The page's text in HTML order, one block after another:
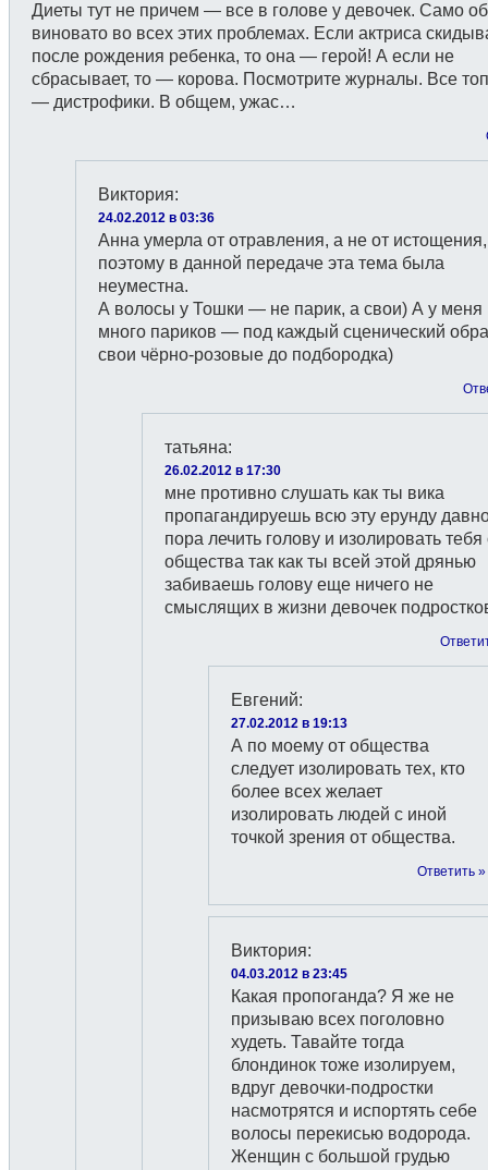
Диеты тут не причем — все в голове у девочек. Само
виновато во всех этих проблемах. Если актриса
после рождения ребенка, то она — герой! А если не
сбрасывает, то — корова. Посмотрите журналы. Все
— дистрофики. В общем, ужас…
Виктория:
24.02.2012 в 03:36
Анна умерла от отравления, а не от истощения,
поэтому в данной передаче эта тема была
неуместна.
А волосы у Тошки — не парик, а свои) А у меня
много париков — под каждый сценический
свои чёрно-розовые до подбородка)
татьяна:
26.02.2012 в 17:30
мне противно слушать как ты вика
пропагандируешь всю эту ерунду
пора лечить голову и изолировать тебя
общества так как ты всей этой дрянью
забиваешь голову еще ничего не
смыслящих в жизни девочек
Евгений:
27.02.2012 в 19:13
А по моему от общества
следует изолировать тех, кто
более всех желает
изолировать людей с иной
точкой зрения от общества.
Ответить »
Виктория:
04.03.2012 в 23:45
Какая пропоганда? Я же не
призываю всех поголовно
худеть. Тавайте тогда
блондинок тоже изолируем,
вдруг девочки-подростки
насмотрятся и испортять себе
волосы перекисью водорода.
Женщин с большой грудью